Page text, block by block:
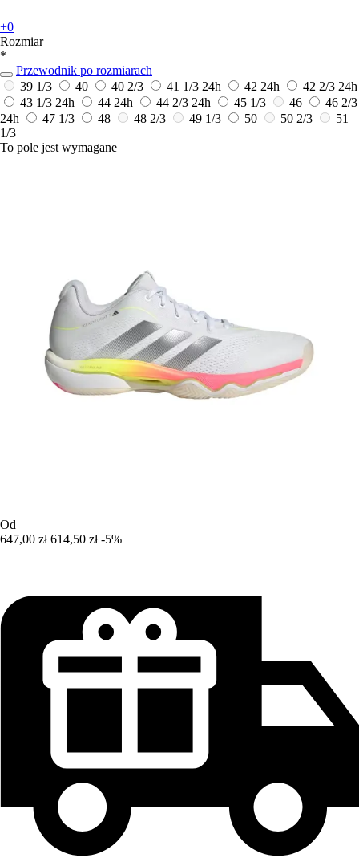
+0
Rozmiar
*
Przewodnik po rozmiarach
39 1/3
40 40 2/3 41 1/3 24h 42 24h 42 2/3 24h
43 1/3 24h 44 24h 44 2/3 24h 45 1/3 46
46 2/3
24h
47 1/3 48 48 2/3 49 1/3 50 50 2/3
51
1/3
To pole jest wymagane
Od
647,00 zł 614,50 zł -5%